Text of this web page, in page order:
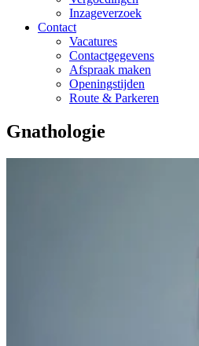
Inzageverzoek
Contact
Vacatures
Contactgegevens
Afspraak maken
Openingstijden
Route & Parkeren
Gnathologie